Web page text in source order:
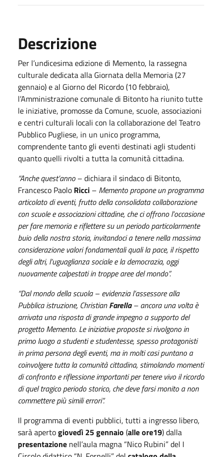
Descrizione
Per l’undicesima edizione di Memento, la rassegna
culturale dedicata alla Giornata della Memoria (27
gennaio) e al Giorno del Ricordo (10 febbraio),
l’Amministrazione comunale di Bitonto ha riunito tutte
le iniziative, promosse da Comune, scuole, associazioni
e centri culturali locali con la collaborazione del Teatro
Pubblico Pugliese, in un unico programma,
comprendente tanto gli eventi destinati agli studenti
quanto quelli rivolti a tutta la comunità cittadina.
“Anche quest’anno– dichiara il sindaco di Bitonto,
Francesco Paolo Ricci – Memento propone un programma
articolato di eventi, frutto della consolidata collaborazione
con scuole e associazioni cittadine, che ci offrono l’occasione
per fare memoria e riflettere su un periodo particolarmente
buio della nostra storia, invitandoci a tenere nella massima
considerazione valori fondamentali quali la pace, il rispetto
degli altri, l’uguaglianza sociale e la democrazia, oggi
nuovamente calpestati in troppe aree del mondo”.
“Dal mondo della scuola– evidenzia l’assessore alla
Pubblica istruzione, ChristianFarella– ancora una volta è
arrivata una risposta di grande impegno a supporto del
progetto Memento. Le iniziative proposte si rivolgono in
primo luogo a studenti e studentesse, spesso protagonisti
in prima persona degli eventi, ma in molti casi puntano a
coinvolgere tutta la comunità cittadina, stimolando momenti
di confronto e riflessione importanti per tenere vivo il ricordo
di quel tragico periodo storico, che deve farsi monito a non
commettere più simili errori”.
Il programma di eventi pubblici, tutti a ingresso libero,
sarà apertogiovedì 25 gennaio (alle ore19) dalla
presentazione nell’aula magna “Nico Rubini” del I